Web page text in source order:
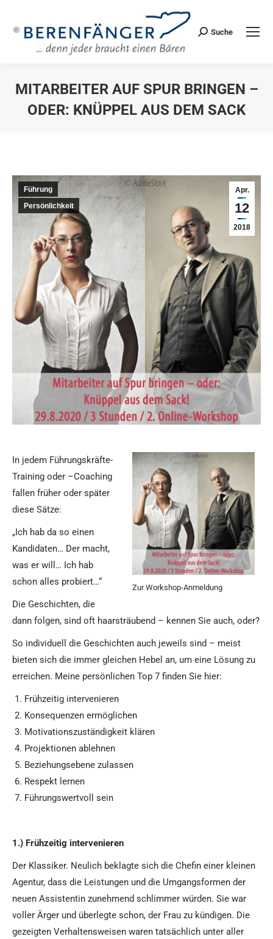
Search:
Suche
MITARBEITER AUF SPUR BRINGEN –
ODER: KNÜPPEL AUS DEM SACK
Apr.
12
2018
Führung
Persönlichkeit
Zur Workshop-Anmeldung
In jedem Führungskräfte-
Training oder –Coaching
fallen früher oder später
diese Sätze:
„Ich hab da so einen
Kandidaten… Der macht,
was er will… Ich hab
schon alles probiert…“
Die Geschichten, die
dann folgen, sind oft haarsträubend – kennen Sie auch, oder?
So individuell die Geschichten auch jeweils sind – meist
bieten sich die immer gleichen Hebel an, um eine Lösung zu
erreichen. Meine persönlichen Top 7 finden Sie hier:
Frühzeitig intervenieren
Konsequenzen ermöglichen
Motivationszuständigkeit klären
Projektionen ablehnen
Beziehungsebene zulassen
Respekt lernen
Führungswertvoll sein
1.) Frühzeitig intervenieren
Der Klassiker. Neulich beklagte sich die Chefin einer kleinen
Agentur, dass die Leistungen und die Umgangsformen der
neuen Assistentin zunehmend schlimmer würden. Sie war
voller Ärger und überlegte schon, der Frau zu kündigen. Die
gezeigten Verhaltensweisen waren tatsächlich unter aller